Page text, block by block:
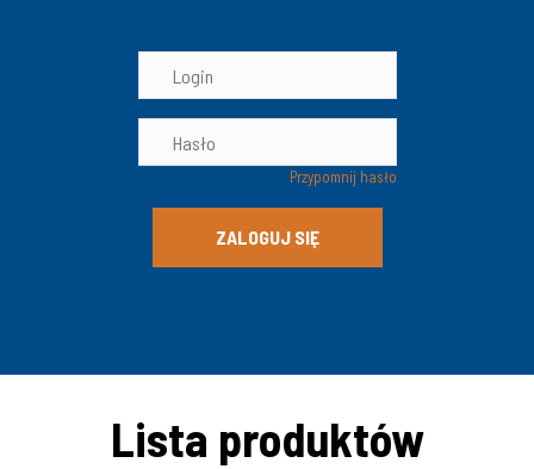
Przypomnij hasło
ZALOGUJ SIĘ
Lista produktów